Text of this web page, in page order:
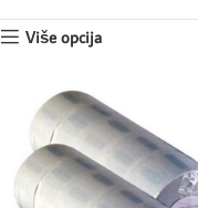
Više opcija